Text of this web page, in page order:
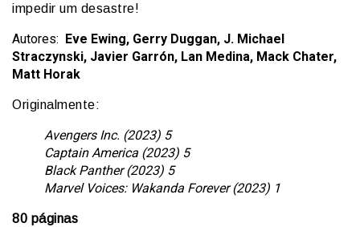
impedir um desastre!
Autores:
Eve Ewing, Gerry Duggan, J. Michael
Straczynski, Javier Garrón, Lan Medina, Mack Chater,
Matt Horak
Originalmente:
Avengers Inc. (2023) 5
Captain America (2023) 5
Black Panther (2023) 5
Marvel Voices: Wakanda Forever (2023) 1
80 páginas